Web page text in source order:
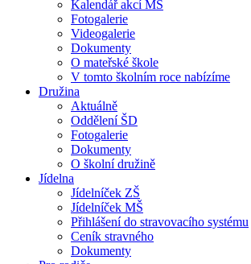
Kalendář akcí MŠ
Fotogalerie
Videogalerie
Dokumenty
O mateřské škole
V tomto školním roce nabízíme
Družina
Aktuálně
Oddělení ŠD
Fotogalerie
Dokumenty
O školní družině
Jídelna
Jídelníček ZŠ
Jídelníček MŠ
Přihlášení do stravovacího systému
Ceník stravného
Dokumenty